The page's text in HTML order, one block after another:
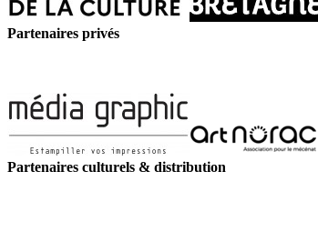
Partenaires privés
Partenaires culturels & distribution